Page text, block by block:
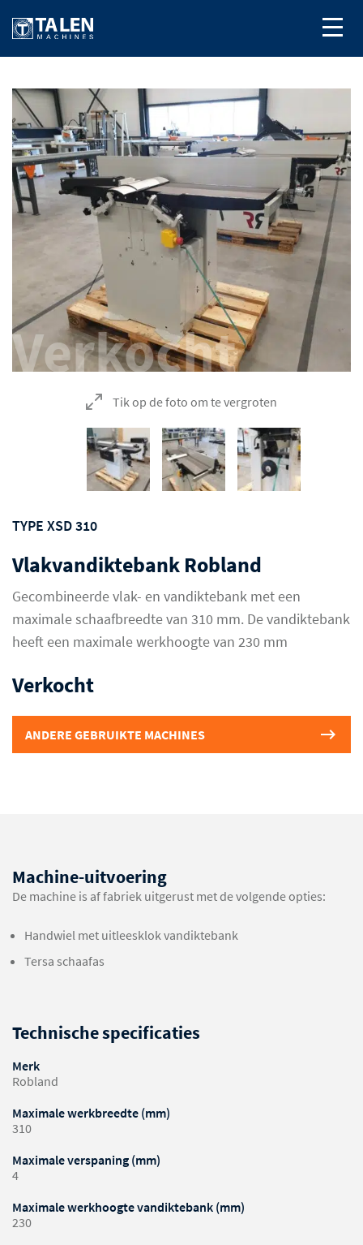
Verkocht
Tik op de foto om te vergroten
TYPE XSD 310
Vlakvandiktebank Robland
Gecombineerde vlak- en vandiktebank met een
maximale schaafbreedte van 310 mm. De vandiktebank
heeft een maximale werkhoogte van 230 mm
Verkocht
ANDERE GEBRUIKTE MACHINES
Machine-uitvoering
De machine is af fabriek uitgerust met de volgende opties:
Handwiel met uitleesklok vandiktebank
Tersa schaafas
Technische specificaties
Merk
Robland
Maximale werkbreedte (mm)
310
Maximale verspaning (mm)
4
Maximale werkhoogte vandiktebank (mm)
230